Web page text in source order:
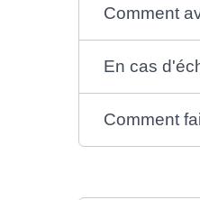
Comment
En cas
Comment